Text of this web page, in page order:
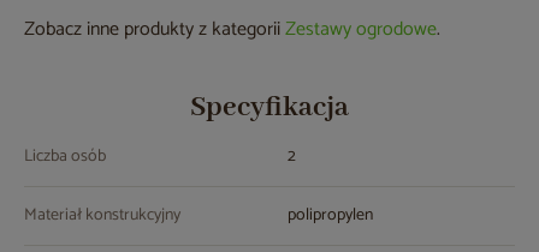
Zobacz inne produkty z kategoriiZestawy ogrodowe.
Specyfikacja
Liczba osób 2
Materiał konstrukcyjny polipropylen